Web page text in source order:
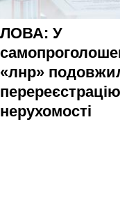
ЛОВА: У
«лнр»
перереєстрацію
нерухомості